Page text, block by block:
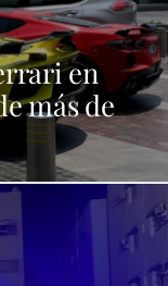
en
más de